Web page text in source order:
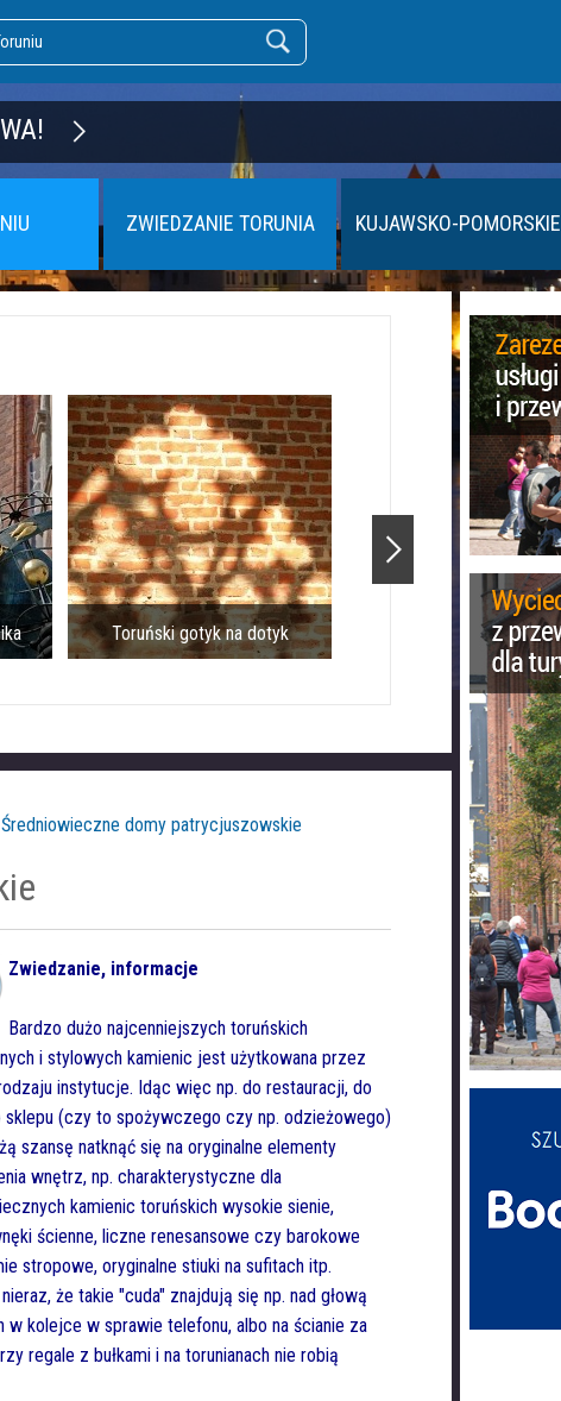
ZWIEDZANIE TORUNIA KUJAWSKO-POMORSKIE
Toruński gotyk na dotyk Ratusz Staromiejski
Średniowieczne domy patrycjuszowskie
Zwiedzanie, informacje
Bardzo dużo najcenniejszych toruńskich
i stylowych kamienic jest użytkowana przez
instytucje. Idąc więc np. do restauracji, do
sklepu (czy to spożywczego czy np. odzieżowego)
szansę natknąć się na oryginalne elementy
wnętrz, np. charakterystyczne dla
kamienic toruńskich wysokie sienie,
ścienne, liczne renesansowe czy barokowe
stropowe, oryginalne stiuki na sufitach itp.
że takie "cuda" znajdują się np. nad głową
w kolejce w sprawie telefonu, albo na ścianie za
regale z bułkami i na torunianach nie robią